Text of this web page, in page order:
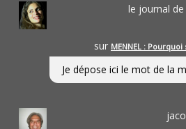
le journal
sur MENNEL : Pourquoi
Je dépose ici le mot de la